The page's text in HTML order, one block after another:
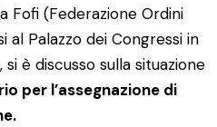
Fofi (Federazione Ordini
al Palazzo dei Congressi in
, si è discusso sulla situazione
per l’assegnazione di